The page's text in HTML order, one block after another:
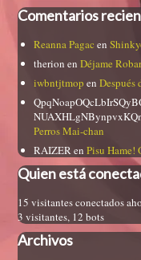
Comentarios
Reanna Pagac en
therion enDéjame
iwbntjtmop enDespués
Perros Mai-chan
RAIZER enPisu Hame!
Quien está
15 visitantes conectados
3 visitantes, 12 bots
Archivos